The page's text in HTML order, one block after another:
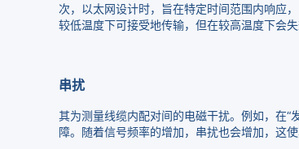
次，以太网设计时，旨在特定时间范围内响应
较低温度下可接受地传输，但在较高温度下会失
串扰
其为测量线缆内配对间的电磁干扰。例如，在“
障。随着信号频率的增加，串扰也会增加，这